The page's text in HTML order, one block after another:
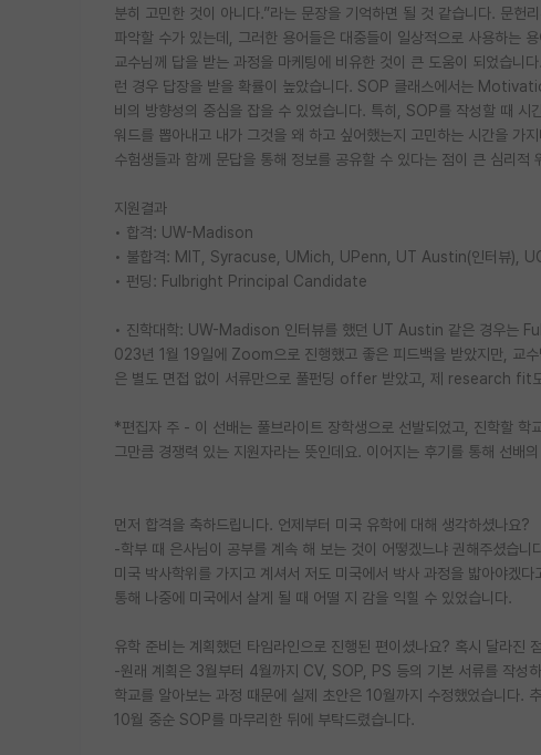
분히 고민한 것이 아니다.”라는 문장을 기억하면 될 것 같습니다. 문
파악할 수가 있는데, 그러한 용어들은 대중들이 일상적으로 사용하는
교수님께 답을 받는 과정을 마케팅에 비유한 것이 큰 도움이 되었습니
런 경우 답장을 받을 확률이 높았습니다. SOP 클래스에서는
비의 방향성의 중심을 잡을 수 있었습니다. 특히, SOP를 작성할 때 시
워드를 뽑아내고 내가 그것을 왜 하고 싶어했는지 고민하는 시간을 가
수험생들과 함께 문답을 통해 정보를 공유할 수 있다는 점이 큰 심리적
지원결과
• 합격: UW-Madison
• 불합격: MIT, Syracuse, UMich, UPenn, UT Austin(인터뷰),
• 펀딩: Fulbright Principal Candidate
• 진학대학: UW-Madison 인터뷰를 했던 UT Austin 같은 경우는
023년 1월 19일에 Zoom으로 진행했고 좋은 피드백을 받았지만,
은 별도 면접 없이 서류만으로 풀펀딩 offer 받았고, 제 research fit
*편집자 주 - 이 선배는 풀브라이트 장학생으로 선발되었고, 진학할
그만큼 경쟁력 있는 지원자라는 뜻인데요. 이어지는 후기를 통해 선배
먼저 합격을 축하드립니다. 언제부터 미국 유학에 대해 생각하셨나요?
-학부 때 은사님이 공부를 계속 해 보는 것이 어떻겠느냐 권해주셨습
미국 박사학위를 가지고 계셔서 저도 미국에서 박사 과정을 밟아야겠
통해 나중에 미국에서 살게 될 때 어떨 지 감을 익힐 수 있었습니다.
유학 준비는 계획했던 타임라인으로 진행된 편이셨나요? 혹시 달라진
-원래 계획은 3월부터 4월까지 CV, SOP, PS 등의 기본 서류를 작
학교를 알아보는 과정 때문에 실제 초안은 10월까지 수정했었습니다.
10월 중순 SOP를 마무리한 뒤에 부탁드렸습니다.